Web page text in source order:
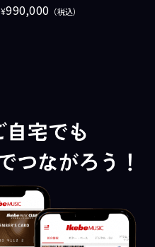
¥990,000 （税込）